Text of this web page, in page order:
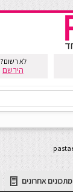
לא רשום?
הירשם
מתכונים אחרונים